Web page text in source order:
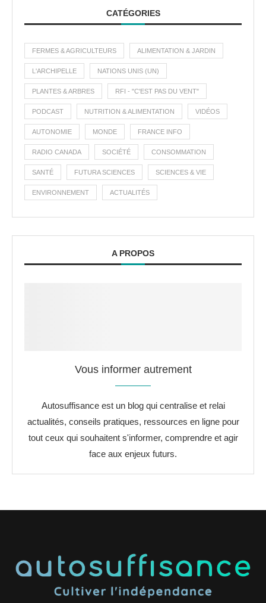
CATÉGORIES
FERMES & AGRICULTEURS ALIMENTATION & JARDIN
L'ARCHIPELLE NATIONS UNIS (UN)
PLANTES & ARBRES RFI - "C'EST PAS DU VENT"
PODCAST NUTRITION & ALIMENTATION VIDÉOS
AUTONOMIE MONDE FRANCE INFO
RADIO CANADA SOCIÉTÉ CONSOMMATION
SANTÉ FUTURA SCIENCES SCIENCES & VIE
ENVIRONNEMENT ACTUALITÉS
A PROPOS
Vous informer autrement
Autosuffisance est un blog qui centralise et relai
actualités, conseils pratiques, ressources en ligne pour
tout ceux qui souhaitent s'informer, comprendre et agir
face aux enjeux futurs.